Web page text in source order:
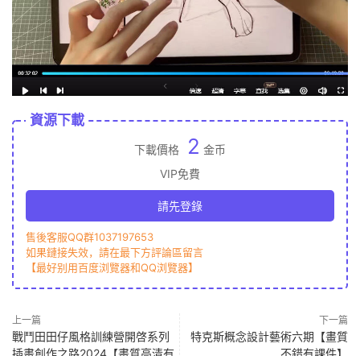
資源下載
下載價格 2 金币
VIP免費
請先登錄
售後客服QQ群1037197653
如果鏈接失效，請在最下方評論區留言
【最好别用百度浏覽器和QQ浏覽器】
上一篇
戰鬥田田仔風格訓練營開啓系列
插畫創作之路2024【畫質高清有
下一篇
特克斯概念設計藝術六期【畫質
不錯有課件】